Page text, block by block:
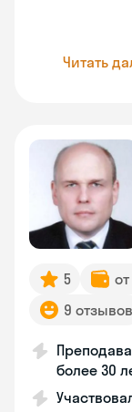
Читать
5
9 отзывов
более 30